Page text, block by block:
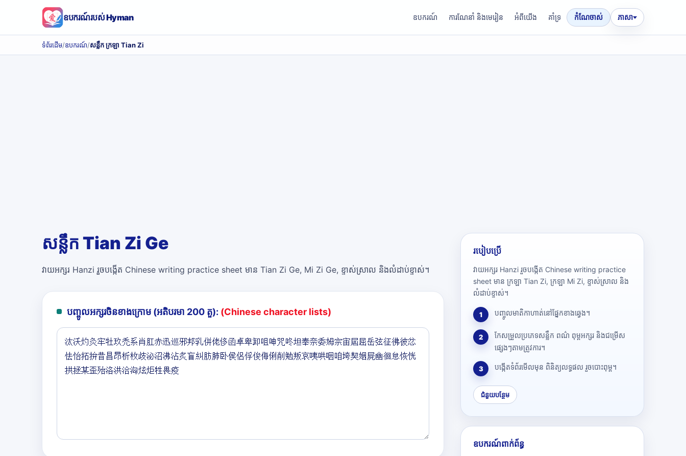
ឧបករណ៍របស់ Hyman ឧបករណ៍ ការណែនាំ និងមេរៀន អំពីយើង គាំទ្រ កំណែចាស់ ភាសា
ទំព័រដើម/ឧបករណ៍/សន្លឹក ក្រឡា Tian Zi
សន្លឹក Tian Zi Ge
វាយអក្សរ Hanzi រួចបង្កើត Chinese writing practice sheet មាន Tian Zi Ge, Mi Zi Ge, ខ្ទាស់ស្រាល និងលំដាប់ខ្ទាស់។
បញ្ចូលអក្សរចិនខាងក្រោម (អតិបរមា 200 តួ): (Chinese character lists)
របៀបប្រើ
វាយអក្សរ Hanzi រួចបង្កើត Chinese writing practice
sheet មាន ក្រឡា Tian Zi, ក្រឡា Mi Zi, ខ្ទាស់ស្រាល និង
លំដាប់ខ្ទាស់។
1 បញ្ចូលមាតិកាហាត់នៅផ្នែកខាងឆ្វេង។
2
កែសម្រួលប្រភេទសន្លឹក ពណ៌ ពុម្ពអក្សរ និងជម្រើស
ផ្សេងៗតាមត្រូវការ។
3 បង្កើតទំព័រមើលមុន ពិនិត្យលទ្ធផល រួចបោះពុម្ព។
ជំនួយបន្ថែម
ឧបករណ៍ពាក់ព័ន្ធ